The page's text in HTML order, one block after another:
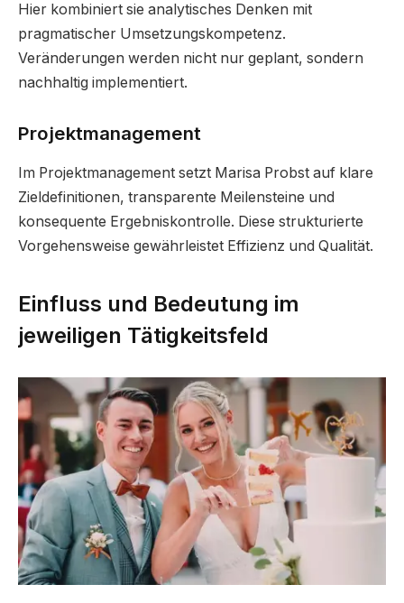
Hier kombiniert sie analytisches Denken mit
pragmatischer Umsetzungskompetenz.
Veränderungen werden nicht nur geplant, sondern
nachhaltig implementiert.
Projektmanagement
Im Projektmanagement setzt Marisa Probst auf klare
Zieldefinitionen, transparente Meilensteine und
konsequente Ergebniskontrolle. Diese strukturierte
Vorgehensweise gewährleistet Effizienz und Qualität.
Einfluss und Bedeutung im
jeweiligen Tätigkeitsfeld